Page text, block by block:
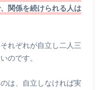
関係を続けられる人は
れぞれが自立し二人三
のです。
は、自立しなければ実